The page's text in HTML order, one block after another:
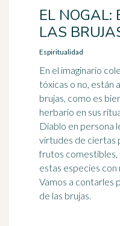
EL NOGAL:
LAS
Espiritualidad
En el imaginario
tóxicas o no, están
brujas, como es
herbario en sus
Diablo en persona
virtudes de ciertas
frutos comestibles,
estas especies
Vamos a contarles
de las brujas.